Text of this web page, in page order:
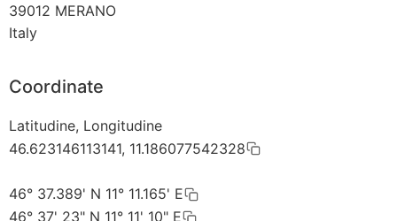
39012 MERANO
Italy
Coordinate
Latitudine, Longitudine
46.623146113141, 11.186077542328
46° 37.389' N 11° 11.165' E
46° 37' 23" N 11° 11' 10" E